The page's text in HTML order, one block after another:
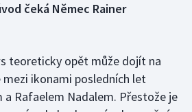
čeká Němec Rainer
teoreticky opět může dojít na
ikonami posledních let
a Rafaelem Nadalem. Přestože je